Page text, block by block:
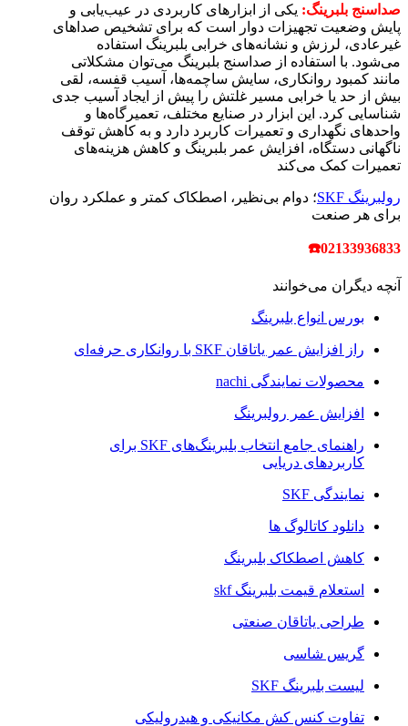
صداسنج بلبرینگ: یکی از ابزارهای کاربردی در عیب‌یابی و
پایش وضعیت تجهیزات دوار است که برای تشخیص صداهای
غیرعادی، لرزش و نشانه‌های خرابی بلبرینگ استفاده
می‌شود. با استفاده از صداسنج بلبرینگ می‌توان مشکلاتی
مانند کمبود روانکاری، سایش ساچمه‌ها، آسیب قفسه، لقی
بیش از حد یا خرابی مسیر غلتش را پیش از ایجاد آسیب جدی
شناسایی کرد. این ابزار در صنایع مختلف، تعمیرگاه‌ها و
واحدهای نگهداری و تعمیرات کاربرد دارد و به کاهش توقف
ناگهانی دستگاه، افزایش عمر بلبرینگ و کاهش هزینه‌های
تعمیرات کمک می‌کند
رولبرینگ‌ SKF
؛ دوام بی‌نظیر، اصطکاک کمتر و عملکرد روان
برای هر صنعت
02133936833
☎
آنچه دیگران می‌خوانند
بورس انواع بلبرینگ
راز افزایش عمر یاتاقان SKF با روانکاری حرفه‌ای
محصولات نمایندگی nachi
افزایش عمر رولبرینگ
راهنمای جامع انتخاب بلبرینگ‌های SKF برای
کاربردهای دریایی
نمایندگی SKF
دانلود کاتالوگ ها
کاهش اصطکاک بلبرینگ
استعلام قیمت بلبرینگ skf
طراحی یاتاقان صنعتی
گریس شاسی
لیست بلبرینگ SKF
تفاوت کنس کش مکانیکی و هیدرولیکی